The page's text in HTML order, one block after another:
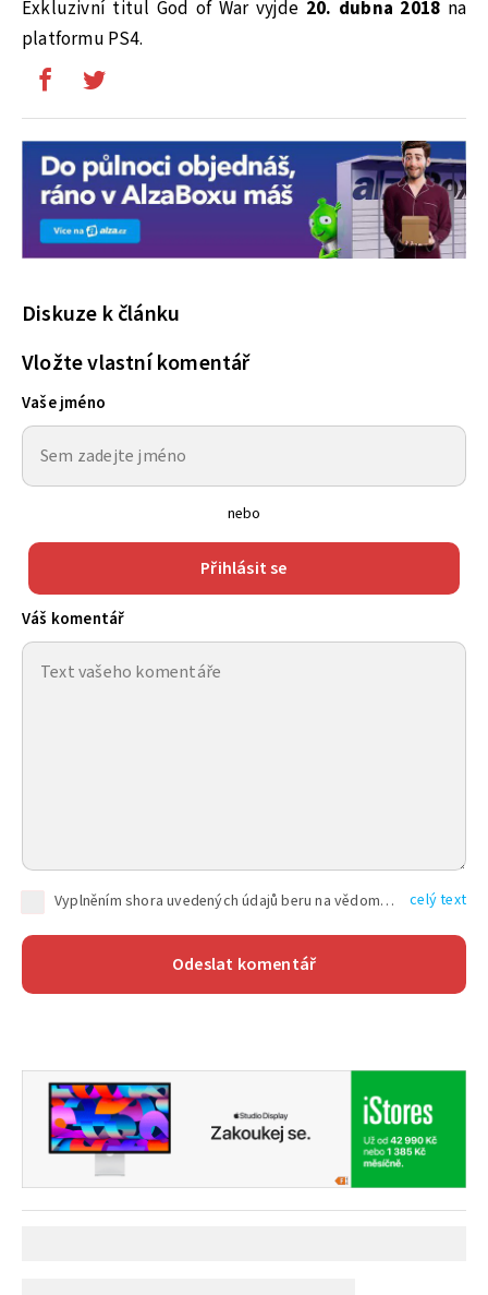
Exkluzivní titul God of War vyjde 20. dubna 2018 na
platformu PS4.
Diskuze k článku
Vložte vlastní komentář
Vaše jméno
nebo
Přihlásit se
Váš komentář
Vyplněním shora uvedených údajů beru na vědomí, že společnost TEXT FACTORY s.r.o., sídlem Brno, Durďákova 336/29, Černá Pole, PSČ: 613 00, IČ: 06157831, zapsané u Krajského soudu v Brně, oddíl C, vložka 100399, bude zpracovávat mé osobní údaje uvedené v rámci mnou vyplněného registračního formuláře na základě oprávněných zájmů TEXT FACTORY s.r.o. dle čl. 6 odst. 1 písm. f) GDPR a pro splnění právních povinností (čl. 6 odst. 1 písm. c) GDPR), a to pro tyto účely: nezbytnost zajistit oprávnění návštěvníka webových stránek provozovaných společností TEXT FACTORY s.r.o. přispívat aktivně ke zveřejněným článkům nebo v rámci diskusních fór a výkon práv TEXT FACTORY s.r.o. jako administrátora těchto diskusních fór. Více informací o zpracování osobních údajů a právech lze nalézt v celý text